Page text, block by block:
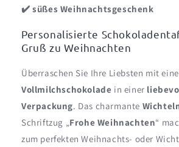
✔️ süßes Weihnachtsgeschenk
Personalisierte
Gruß zu Weihnachten
Überraschen Sie Ihre Liebsten mit
Vollmilchschokolade in einer
Verpackung. Das charmante
Schriftzug „Frohe Weihnachten“
zum perfekten Weihnachts- oder